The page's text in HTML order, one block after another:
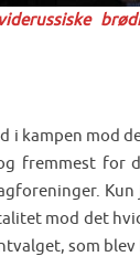
i kampen
fremmest for
mod det
som